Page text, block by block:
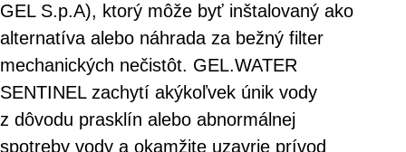
GEL S.p.A), ktorý môže byť inštalovaný ako
alternatíva alebo náhrada za bežný filter
mechanických nečistôt. GEL.WATER
SENTINEL zachytí akýkoľvek únik vody
z dôvodu prasklín alebo abnormálnej
spotreby vody a okamžite uzavrie prívod